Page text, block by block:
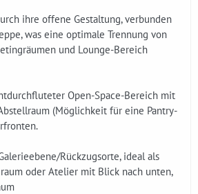
ihre offene Gestaltung, verbunden
was eine optimale Trennung von
und Lounge-Bereich
Open-Space-Bereich mit
(Möglichkeit für eine Pantry-
Rückzugsorte, ideal als
oder Atelier mit Blick nach unten,